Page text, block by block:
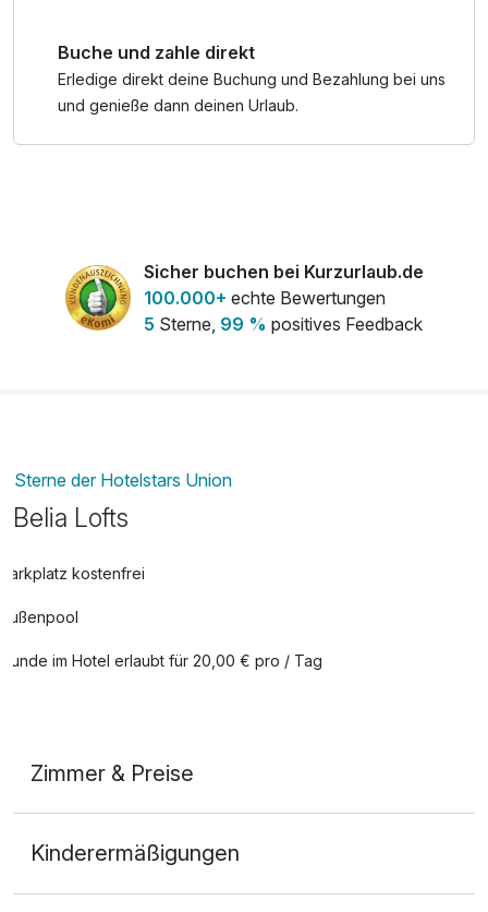
Beste von Südtirol und lassen Sie sich von der Schönheit
und dem Charme dieser Region verzaubern.
Buche und zahle direkt
Erledige direkt deine Buchung und Bezahlung bei uns
und genieße dann deinen Urlaub.
Sicher buchen bei Kurzurlaub.de
100.000+ echte Bewertungen
5 Sterne, 99 % positives Feedback
Sterne der Hotelstars Union
Belia Lofts
Parkplatz kostenfrei
Außenpool
Hunde im Hotel erlaubt für 20,00 € pro / Tag
Zimmer & Preise
2 Erwachsene und 1 Kind
Kinderermäßigungen